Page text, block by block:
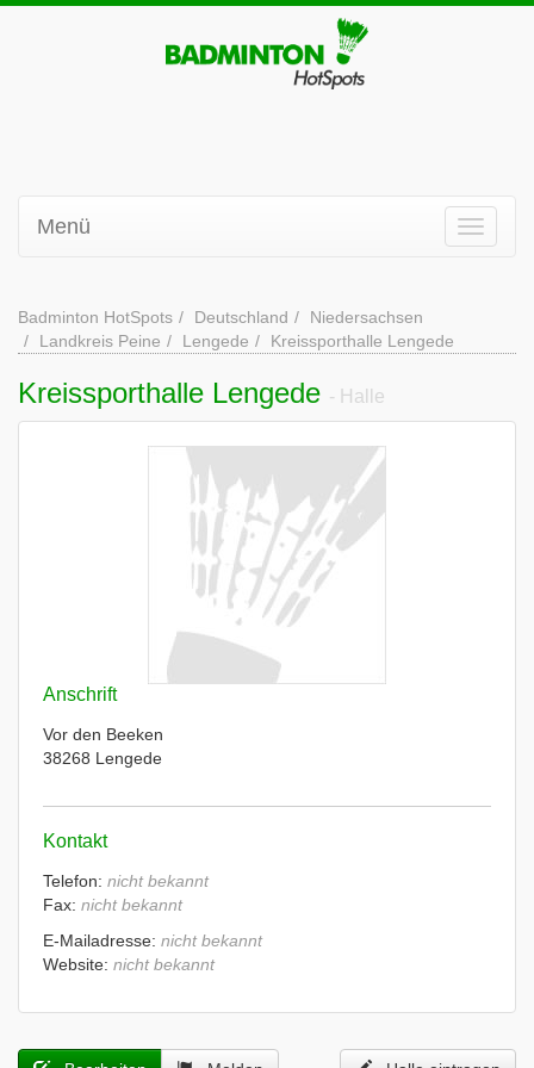
Menü
Badminton HotSpots Deutschland
Niedersachsen
Landkreis Peine
Lengede Kreissporthalle Lengede
Kreissporthalle Lengede - Halle
Anschrift
Vor den Beeken
38268 Lengede
Kontakt
Telefon: nicht bekannt
Fax: nicht bekannt
E-Mailadresse: nicht bekannt
Website: nicht bekannt